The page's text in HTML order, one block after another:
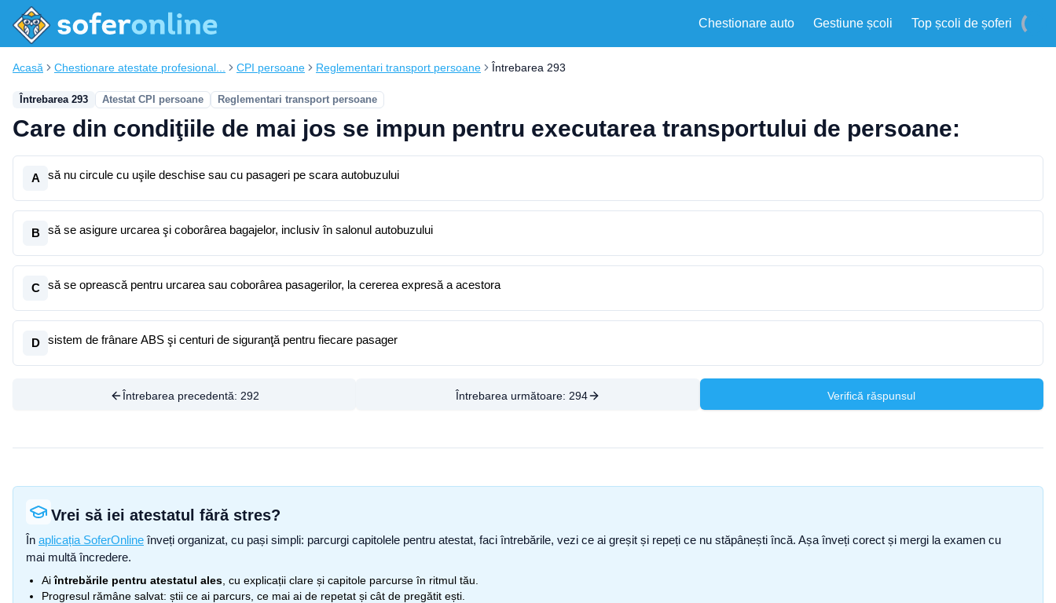
Chestionare auto Gestiune școli Top școli de șoferi
Acasă Chestionare atestate profesional... CPI persoane Reglementari transport persoane Întrebarea 293
Întrebarea 293 Atestat CPI persoane Reglementari transport persoane
Care din condiţiile de mai jos se impun pentru executarea transportului de persoane:
A să nu circule cu uşile deschise sau cu pasageri pe scara autobuzului
B să se asigure urcarea şi coborârea bagajelor, inclusiv în salonul autobuzului
C să se oprească pentru urcarea sau coborârea pasagerilor, la cererea expresă a acestora
D sistem de frânare ABS şi centuri de siguranţă pentru fiecare pasager
Întrebarea precedentă: 292 Întrebarea următoare: 294 Verifică răspunsul
Vrei să iei atestatul fără stres?
În aplicația SoferOnline înveți organizat, cu pași simpli: parcurgi capitolele pentru atestat, faci întrebările, vezi ce ai greșit și repeți ce nu stăpânești încă. Așa înveți corect și mergi la examen cu
mai multă încredere.
Aiîntrebările pentru atestatul ales , cu explicații clare și capitole parcurse în ritmul tău.
Progresul rămâne salvat: știi ce ai parcurs, ce mai ai de repetat și cât de pregătit ești.